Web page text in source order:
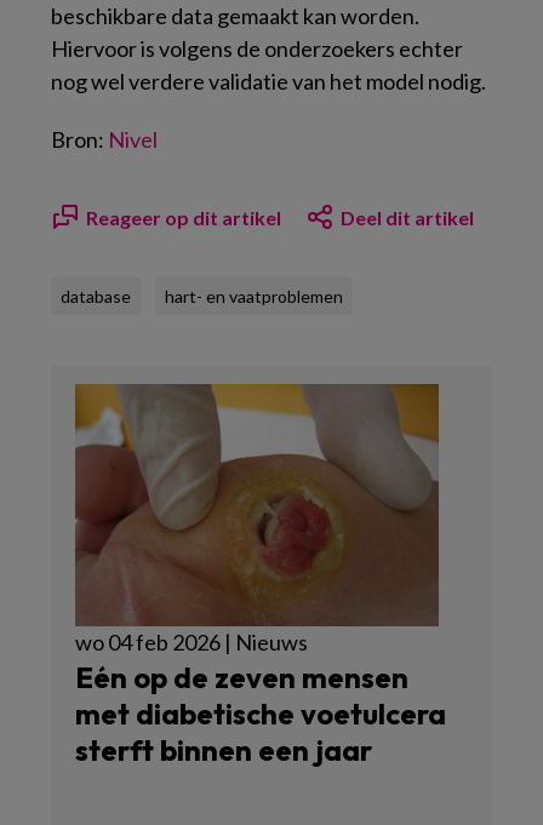
beschikbare data gemaakt kan worden.
Hiervoor is volgens de onderzoekers echter
nog wel verdere validatie van het model nodig.
Bron: Nivel
Reageer op dit artikel Deel dit artikel
database hart- en vaatproblemen
wo 04 feb 2026 | Nieuws
Eén op de zeven mensen
met diabetische voetulcera
sterft binnen een jaar